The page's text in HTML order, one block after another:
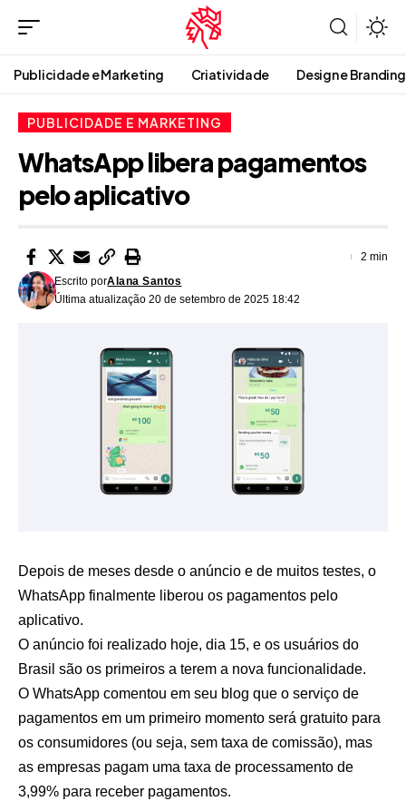
Publicidade e Marketing Criatividade Design e Branding
PUBLICIDADE E MARKETING
WhatsApp libera pagamentos
pelo aplicativo
Última atualização 20 de setembro de 2025 18:42
Escrito porAlana Santos
2 min
Depois de meses desde o anúncio e de muitos testes, o
WhatsApp finalmente liberou os pagamentos pelo
aplicativo.
O anúncio foi realizado hoje, dia 15, e os usuários do
Brasil são os primeiros a terem a nova funcionalidade.
O WhatsApp comentou em seu blog que o serviço de
pagamentos em um primeiro momento será gratuito para
os consumidores (ou seja, sem taxa de comissão), mas
as empresas pagam uma taxa de processamento de
3,99% para receber pagamentos.